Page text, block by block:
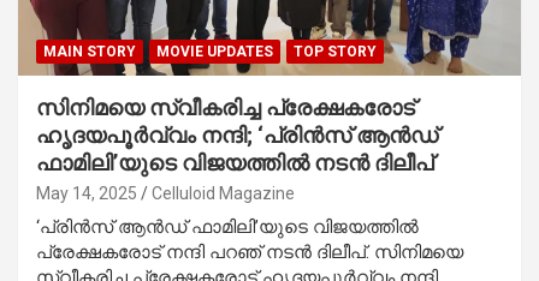
MAIN STORY MOVIE UPDATES TOP STORY
സിനിമയെ സ്വീകരിച്ച പ്രേക്ഷകരോട്
ഹൃദയപൂർവ്വം നന്ദി; ‘പ്രിൻസ് ആൻഡ്
ഫാമിലി’യുടെ വിജയത്തിൽ നടൻ ദിലീപ്
May 14, 2025 Celluloid Magazine
‘പ്രിൻസ് ആൻഡ് ഫാമിലി’യുടെ വിജയത്തിൽ
പ്രേക്ഷകരോട് നന്ദി പറഞ് നടൻ ദിലീപ്. സിനിമയെ